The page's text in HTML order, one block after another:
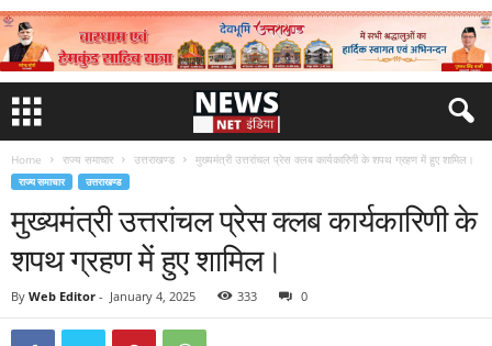
Home राज्य समाचार उत्तराखण्ड मुख्यमंत्री उत्तरांचल प्रेस क्लब कार्यकारिणी के शपथ ग्रहण में हुए शामिल।
राज्य समाचार उत्तराखण्ड
मुख्यमंत्री उत्तरांचल प्रेस क्लब कार्यकारिणी के
शपथ ग्रहण में हुए शामिल।
By Web Editor - January 4, 2025 333 0